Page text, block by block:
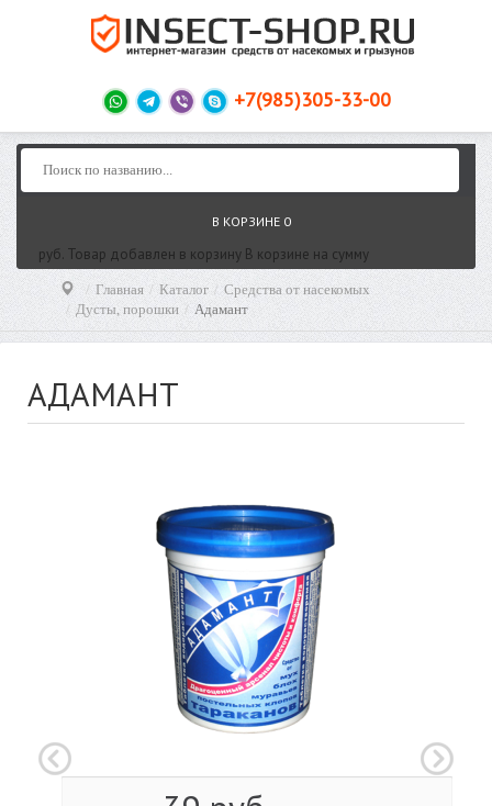
+7(985)305-33-00
В КОРЗИНЕ 0
руб. Товар добавлен в корзину В корзине на сумму
Главная Каталог
Средства от насекомых
Дусты, порошки
Адамант
АДАМАНТ